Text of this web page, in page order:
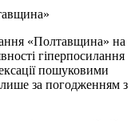
«Полтавщина» на
гіперпосилання
пошуковими
за погодженням з